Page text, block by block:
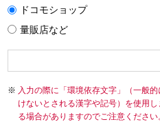
ドコモショップ
量販店など
入力の際に「環境依存文字」（一般
けないとされる漢字や記号）を使用
る場合がありますのでご注意ください